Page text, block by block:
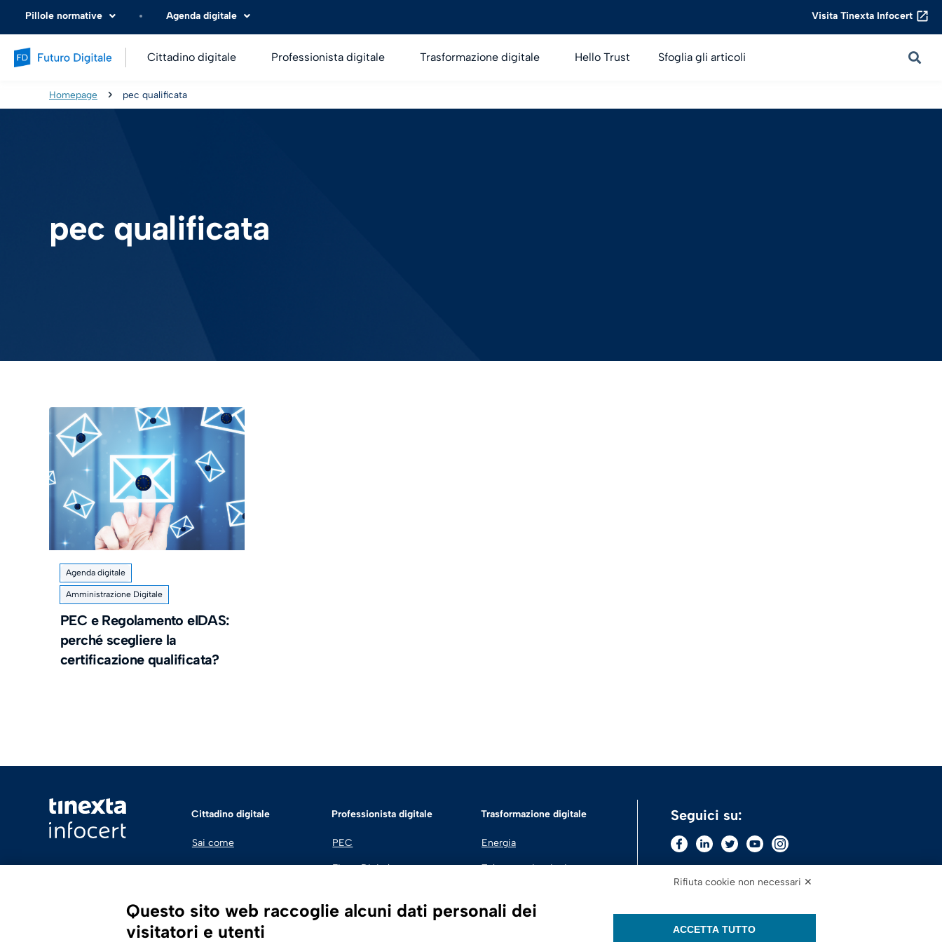
Pillole normative Agenda digitale Visita Tinexta Infocert
Cittadino digitale Professionista digitale Trasformazione digitale Hello Trust Sfoglia gli articoli
Homepage pec qualificata
pec qualificata
Agenda digitale
Amministrazione Digitale
PEC e Regolamento eIDAS:
perché scegliere la
certificazione qualificata?
Cittadino digitale
Sai come
Professionista digitale
PEC
Firma Digitale
SPID | Identità Digitale
Trasformazione digitale
Energia
Telecomunicazioni
Seguici su:
Rifiuta cookie non necessari ✕
Questo sito web raccoglie alcuni dati personali dei
visitatori e utenti
ACCETTA TUTTO